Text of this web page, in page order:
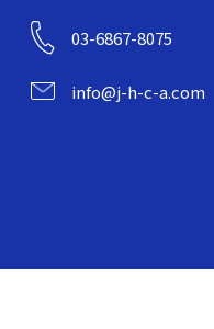
03-6867-8075
info@j-h-c-a.com